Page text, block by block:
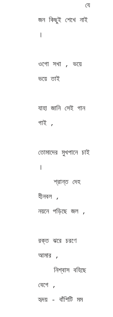
জন কিছুই শেখে নাই
।
ওগো সখা , ভয়ে
ভয়ে তাই
যাহা জানি সেই গান
গাই ,
তোমাদের মুখপানে চাই
।
    শ্রান্ত দেহ
হীনবল ,
নয়নে পড়িছে জল ,
রক্ত ঝরে চরণে
আমার ,
বেগে ,
হৃদয় - বাঁশিটি মম